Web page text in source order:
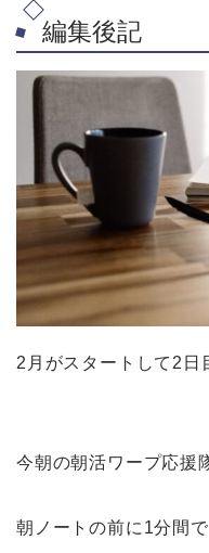
編集後記
2月がスタートして2日
今朝の朝活ワープ応援
朝ノートの前に1分間で